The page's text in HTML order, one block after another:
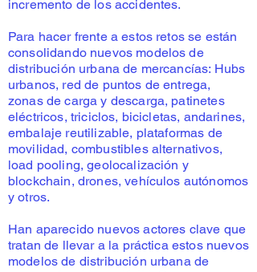
incremento de los accidentes.
Para hacer frente a estos retos se están
consolidando nuevos modelos de
distribución urbana de mercancías: Hubs
urbanos, red de puntos de entrega,
zonas de carga y descarga, patinetes
eléctricos, triciclos, bicicletas, andarines,
embalaje reutilizable, plataformas de
movilidad, combustibles alternativos,
load pooling, geolocalización y
blockchain, drones, vehículos autónomos
y otros.
Han aparecido nuevos actores clave que
tratan de llevar a la práctica estos nuevos
modelos de distribución urbana de